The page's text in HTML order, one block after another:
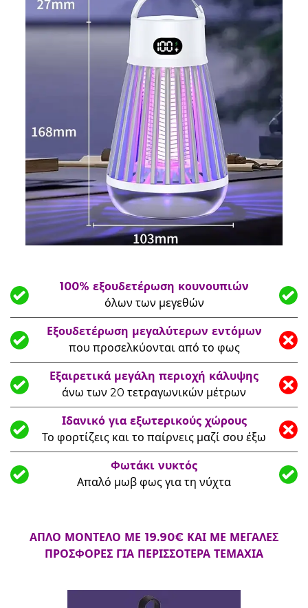
100% εξουδετέρωση κουνουπιών
όλων των μεγεθών
Εξουδετέρωση μεγαλύτερων εντόμων
που προσελκύονται από το φως
Εξαιρετικά μεγάλη περιοχή κάλυψης
άνω των 20 τετραγωνικών μέτρων
Ιδανικό για εξωτερικούς χώρους
Το φορτίζεις και το παίρνεις μαζί σου έξω
Φωτάκι νυκτός
Απαλό μωβ φως για τη νύχτα
ΑΠΛΟ ΜΟΝΤΕΛΟ ΜΕ 19.90€ ΚΑΙ ΜΕ ΜΕΓΑΛΕΣ
ΠΡΟΣΦΟΡΕΣ ΓΙΑ ΠΕΡΙΣΣΟΤΕΡΑ ΤΕΜΑΧΙΑ